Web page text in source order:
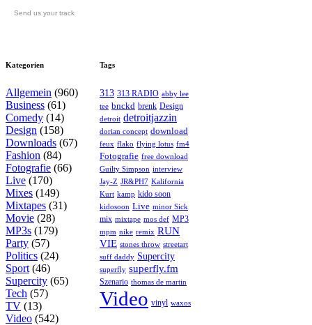
Send us your track
Kategorien
Allgemein (960)
Business (61)
Comedy (14)
Design (158)
Downloads (67)
Fashion (84)
Fotografie (66)
Live (170)
Mixes (149)
Mixtapes (31)
Movie (28)
MP3s (179)
Party (57)
Politics (24)
Sport (46)
Supercity (65)
Tech (57)
TV (13)
Video (542)
Tags
313 313 RADIO abby lee
tee bnckd brenk Design
detroit detroitjazzin
dorian concept download
feux flako flying lotus fm4
Fotografie free download
Guilty Simpson interview
Jay-Z JR&PH7 Kalifornia
Kurt kamp kido soon
kidosoon Live minor Sick
mix mixtape mos def MP3
mpm nike remix RUN
VIE stones throw streetart
suff daddy Supercity
superfly superfly.fm
Szenario thomas de martin
Video vinyl waxos